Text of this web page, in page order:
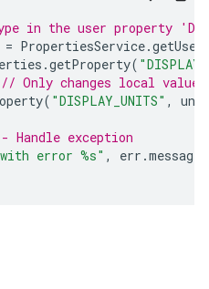
in the user property
= PropertiesService.
.getProperty(
// Only changes local
( "DISPLAY_UNITS" ,
Handle exception
error %s" , err .message